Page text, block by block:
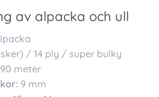
av alpacka och ull
/ 14 ply / super bulky
meter
9 mm